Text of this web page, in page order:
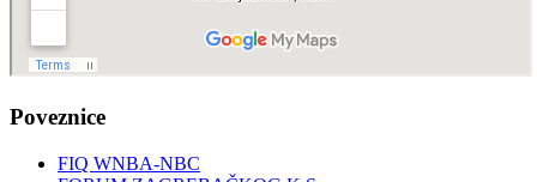
Poveznice
FIQ WNBA-NBC